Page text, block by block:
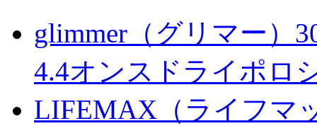
glimmer（グリマー）
4.4オンスドライポロ
LIFEMAX（ライフマ